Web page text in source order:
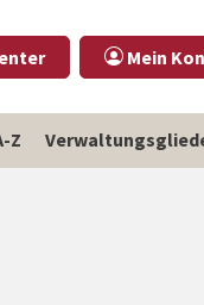
Mein
Z